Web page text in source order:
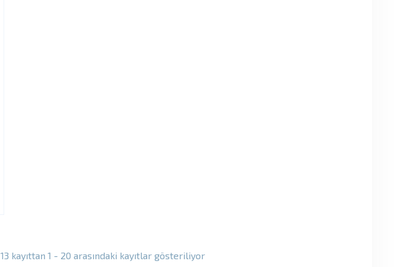
13 kayıttan 1 - 20 arasındaki kayıtlar gösteriliyor